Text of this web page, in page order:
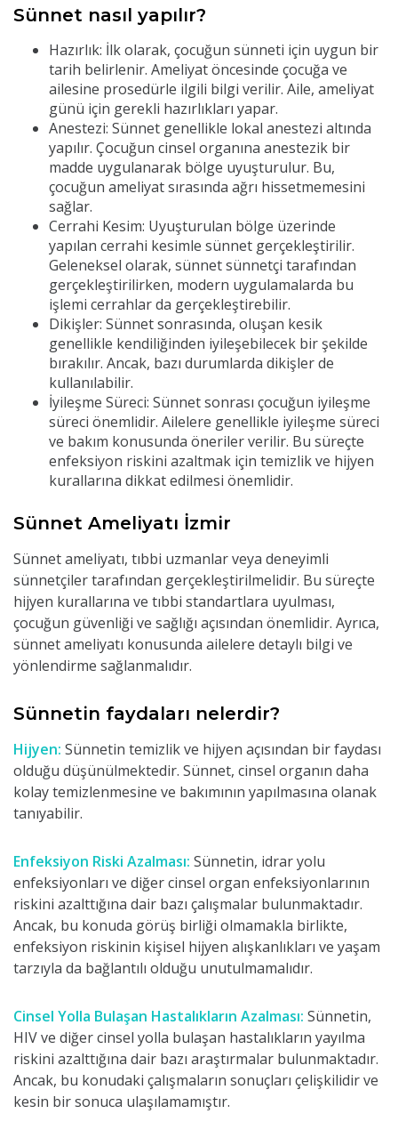
Sünnet nasıl yapılır?
Hazırlık: İlk olarak, çocuğun sünneti için uygun bir
tarih belirlenir. Ameliyat öncesinde çocuğa ve
ailesine prosedürle ilgili bilgi verilir. Aile, ameliyat
günü için gerekli hazırlıkları yapar.
Anestezi: Sünnet genellikle lokal anestezi altında
yapılır. Çocuğun cinsel organına anestezik bir
madde uygulanarak bölge uyuşturulur. Bu,
çocuğun ameliyat sırasında ağrı hissetmemesini
sağlar.
Cerrahi Kesim: Uyuşturulan bölge üzerinde
yapılan cerrahi kesimle sünnet gerçekleştirilir.
Geleneksel olarak, sünnet sünnetçi tarafından
gerçekleştirilirken, modern uygulamalarda bu
işlemi cerrahlar da gerçekleştirebilir.
Dikişler: Sünnet sonrasında, oluşan kesik
genellikle kendiliğinden iyileşebilecek bir şekilde
bırakılır. Ancak, bazı durumlarda dikişler de
kullanılabilir.
İyileşme Süreci: Sünnet sonrası çocuğun iyileşme
süreci önemlidir. Ailelere genellikle iyileşme süreci
ve bakım konusunda öneriler verilir. Bu süreçte
enfeksiyon riskini azaltmak için temizlik ve hijyen
kurallarına dikkat edilmesi önemlidir.
Sünnet Ameliyatı İzmir
Sünnet ameliyatı, tıbbi uzmanlar veya deneyimli
sünnetçiler tarafından gerçekleştirilmelidir. Bu süreçte
hijyen kurallarına ve tıbbi standartlara uyulması,
çocuğun güvenliği ve sağlığı açısından önemlidir. Ayrıca,
sünnet ameliyatı konusunda ailelere detaylı bilgi ve
yönlendirme sağlanmalıdır.
Sünnetin faydaları nelerdir?
Hijyen: Sünnetin temizlik ve hijyen açısından bir faydası
olduğu düşünülmektedir. Sünnet, cinsel organın daha
kolay temizlenmesine ve bakımının yapılmasına olanak
tanıyabilir.
Enfeksiyon Riski Azalması: Sünnetin, idrar yolu
enfeksiyonları ve diğer cinsel organ enfeksiyonlarının
riskini azalttığına dair bazı çalışmalar bulunmaktadır.
Ancak, bu konuda görüş birliği olmamakla birlikte,
enfeksiyon riskinin kişisel hijyen alışkanlıkları ve yaşam
tarzıyla da bağlantılı olduğu unutulmamalıdır.
Cinsel Yolla Bulaşan Hastalıkların Azalması: Sünnetin,
HIV ve diğer cinsel yolla bulaşan hastalıkların yayılma
riskini azalttığına dair bazı araştırmalar bulunmaktadır.
Ancak, bu konudaki çalışmaların sonuçları çelişkilidir ve
kesin bir sonuca ulaşılamamıştır.